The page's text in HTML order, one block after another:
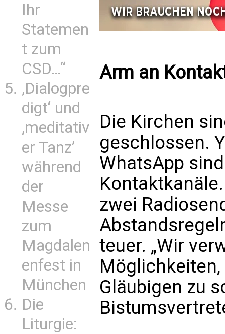
Ihr
Statemen
t zum
CSD…“
‚Dialogpre
digt‘ und
‚meditativ
er Tanz’
während
der
Messe
zum
Magdalen
enfest in
München
Die
Liturgie:
Arm an
Die Kirchen
geschlossen.
WhatsApp
zwei
teuer. „Wir
Gläubigen zu